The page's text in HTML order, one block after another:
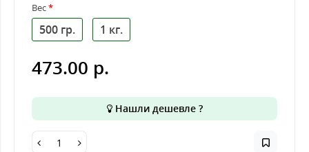
Вес
500 гр. 1 кг.
473.00 р.
Нашли дешевле ?